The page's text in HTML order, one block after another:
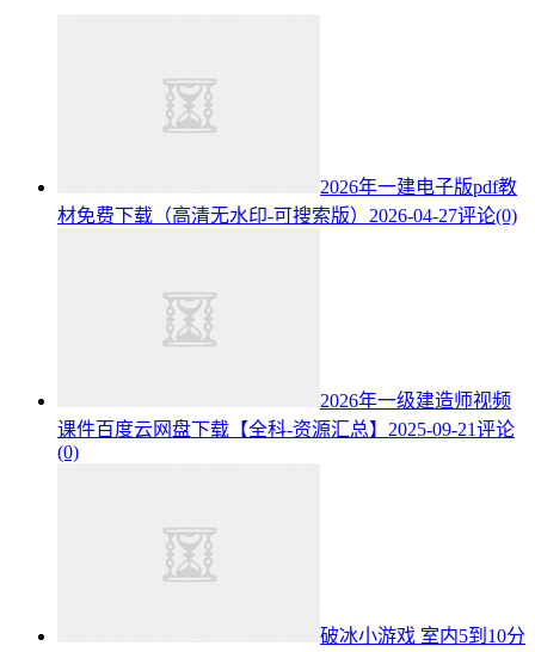
2026年一建电子版pdf教
材免费下载（高清无水印-可搜索版） 2026-04-27评论(0)
2026年一级建造师视频
课件百度云网盘下载【全科-资源汇总】 2025-09-21评论
(0)
破冰小游戏 室内5到10分